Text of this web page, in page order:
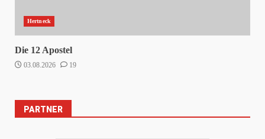
Hertneck
Die 12 Apostel
03.08.2026 19
PARTNER